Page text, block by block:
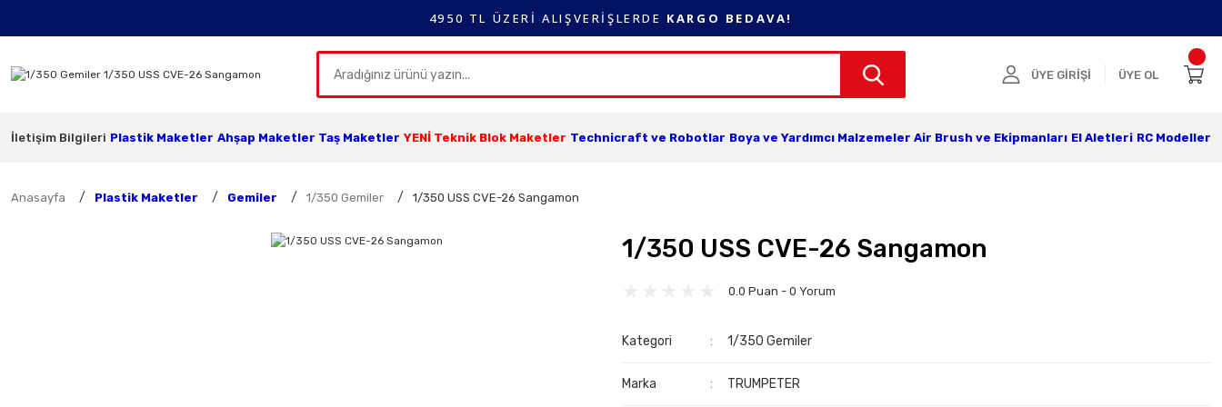
4950 TL ÜZERİ ALIŞVERİŞLERDE KARGO BEDAVA!
ÜYE GİRİŞİ ÜYE OL
İletişim Bilgileri Plastik Maketler Ahşap Maketler Taş Maketler YENİ Teknik Blok Maketler Technicraft ve Robotlar Boya ve Yardımcı Malzemeler Air Brush ve Ekipmanları El Aletleri RC Modeller
Anasayfa Plastik Maketler Gemiler 1/350 Gemiler 1/350 USS CVE-26 Sangamon
1/350 USS CVE-26 Sangamon
0.0 Puan - 0 Yorum
Kategori 1/350 Gemiler
Marka TRUMPETER